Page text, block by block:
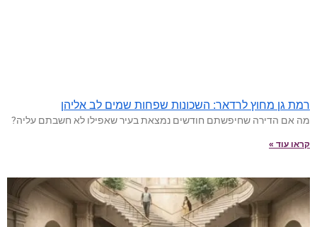
רמת גן מחוץ לרדאר: השכונות שפחות שמים לב אליהן
מה אם הדירה שחיפשתם חודשים נמצאת בעיר שאפילו לא חשבתם עליה?
קראו עוד »